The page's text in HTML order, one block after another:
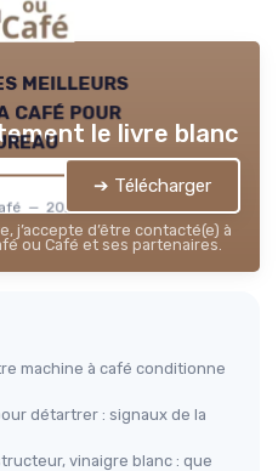
meilleurs
café pour
— 2026
le livre blanc
➔ Télécharger
j’accepte d’être contacté(e) à
ou Café et ses partenaires.
machine à café conditionne
détartrer : signaux de la
vinaigre blanc : que